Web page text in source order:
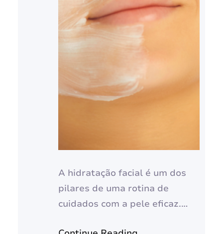
A hidratação facial é um dos
pilares de uma rotina de
cuidados com a pele eficaz.